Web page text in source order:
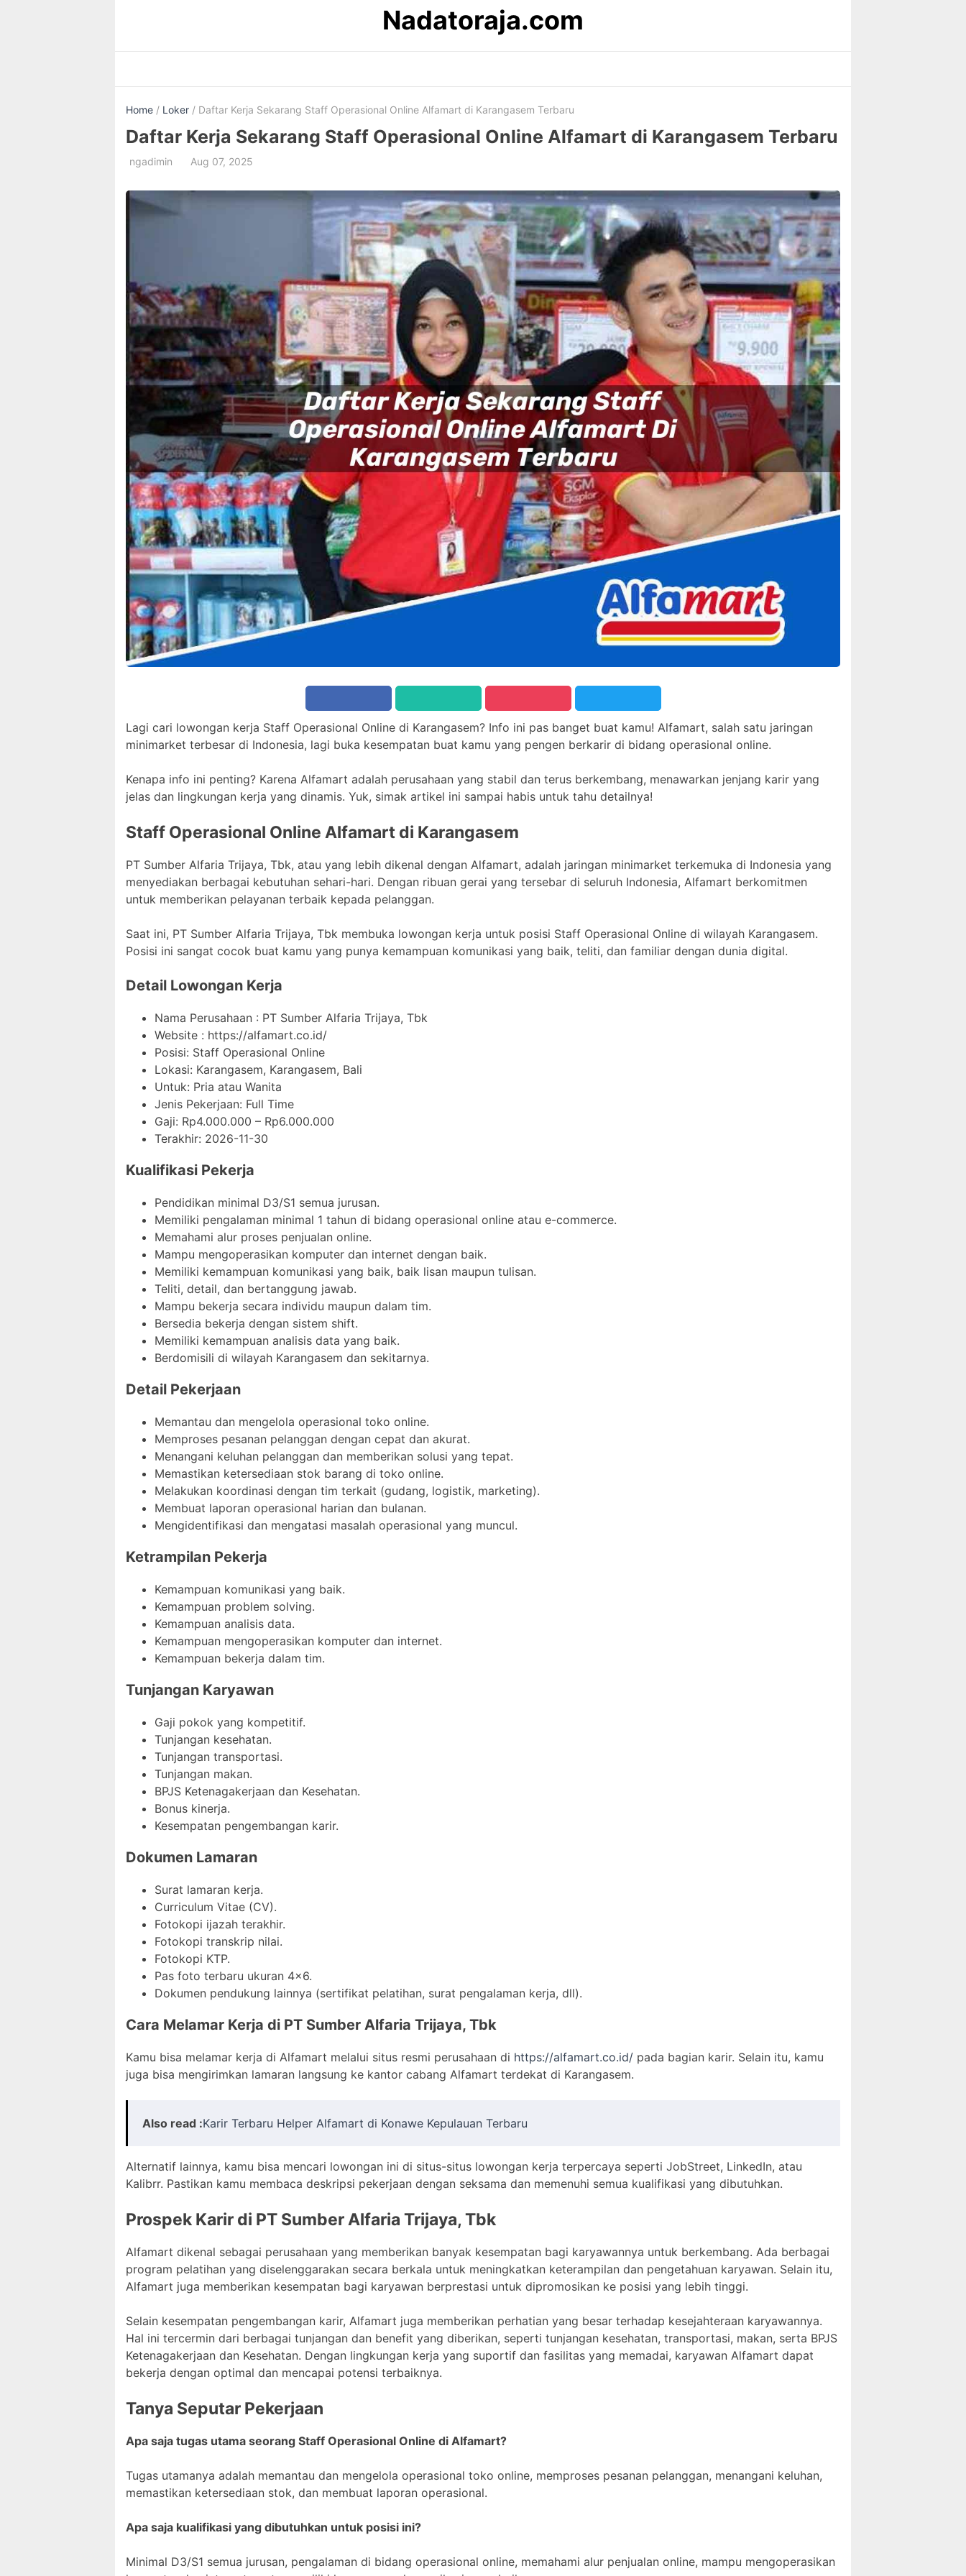
Nadatoraja.com
Home / Loker / Daftar Kerja Sekarang Staff Operasional Online Alfamart di Karangasem Terbaru
Daftar Kerja Sekarang Staff Operasional Online Alfamart di Karangasem Terbaru
ngadimin Aug 07, 2025
Lagi cari lowongan kerja Staff Operasional Online di Karangasem? Info ini pas banget buat kamu! Alfamart, salah satu jaringan
minimarket terbesar di Indonesia, lagi buka kesempatan buat kamu yang pengen berkarir di bidang operasional online.
Kenapa info ini penting? Karena Alfamart adalah perusahaan yang stabil dan terus berkembang, menawarkan jenjang karir yang
jelas dan lingkungan kerja yang dinamis. Yuk, simak artikel ini sampai habis untuk tahu detailnya!
Staff Operasional Online Alfamart di Karangasem
PT Sumber Alfaria Trijaya, Tbk, atau yang lebih dikenal dengan Alfamart, adalah jaringan minimarket terkemuka di Indonesia yang
menyediakan berbagai kebutuhan sehari-hari. Dengan ribuan gerai yang tersebar di seluruh Indonesia, Alfamart berkomitmen
untuk memberikan pelayanan terbaik kepada pelanggan.
Saat ini, PT Sumber Alfaria Trijaya, Tbk membuka lowongan kerja untuk posisi Staff Operasional Online di wilayah Karangasem.
Posisi ini sangat cocok buat kamu yang punya kemampuan komunikasi yang baik, teliti, dan familiar dengan dunia digital.
Detail Lowongan Kerja
Nama Perusahaan : PT Sumber Alfaria Trijaya, Tbk
Website : https://alfamart.co.id/
Posisi: Staff Operasional Online
Lokasi: Karangasem, Karangasem, Bali
Untuk: Pria atau Wanita
Jenis Pekerjaan: Full Time
Gaji: Rp4.000.000 – Rp6.000.000
Terakhir: 2026-11-30
Kualifikasi Pekerja
Pendidikan minimal D3/S1 semua jurusan.
Memiliki pengalaman minimal 1 tahun di bidang operasional online atau e-commerce.
Memahami alur proses penjualan online.
Mampu mengoperasikan komputer dan internet dengan baik.
Memiliki kemampuan komunikasi yang baik, baik lisan maupun tulisan.
Teliti, detail, dan bertanggung jawab.
Mampu bekerja secara individu maupun dalam tim.
Bersedia bekerja dengan sistem shift.
Memiliki kemampuan analisis data yang baik.
Berdomisili di wilayah Karangasem dan sekitarnya.
Detail Pekerjaan
Memantau dan mengelola operasional toko online.
Memproses pesanan pelanggan dengan cepat dan akurat.
Menangani keluhan pelanggan dan memberikan solusi yang tepat.
Memastikan ketersediaan stok barang di toko online.
Melakukan koordinasi dengan tim terkait (gudang, logistik, marketing).
Membuat laporan operasional harian dan bulanan.
Mengidentifikasi dan mengatasi masalah operasional yang muncul.
Ketrampilan Pekerja
Kemampuan komunikasi yang baik.
Kemampuan problem solving.
Kemampuan analisis data.
Kemampuan mengoperasikan komputer dan internet.
Kemampuan bekerja dalam tim.
Tunjangan Karyawan
Gaji pokok yang kompetitif.
Tunjangan kesehatan.
Tunjangan transportasi.
Tunjangan makan.
BPJS Ketenagakerjaan dan Kesehatan.
Bonus kinerja.
Kesempatan pengembangan karir.
Dokumen Lamaran
Surat lamaran kerja.
Curriculum Vitae (CV).
Fotokopi ijazah terakhir.
Fotokopi transkrip nilai.
Fotokopi KTP.
Pas foto terbaru ukuran 4×6.
Dokumen pendukung lainnya (sertifikat pelatihan, surat pengalaman kerja, dll).
Cara Melamar Kerja di PT Sumber Alfaria Trijaya, Tbk
Kamu bisa melamar kerja di Alfamart melalui situs resmi perusahaan di https://alfamart.co.id/ pada bagian karir. Selain itu, kamu
juga bisa mengirimkan lamaran langsung ke kantor cabang Alfamart terdekat di Karangasem.
Also read :Karir Terbaru Helper Alfamart di Konawe Kepulauan Terbaru
Alternatif lainnya, kamu bisa mencari lowongan ini di situs-situs lowongan kerja terpercaya seperti JobStreet, LinkedIn, atau
Kalibrr. Pastikan kamu membaca deskripsi pekerjaan dengan seksama dan memenuhi semua kualifikasi yang dibutuhkan.
Prospek Karir di PT Sumber Alfaria Trijaya, Tbk
Alfamart dikenal sebagai perusahaan yang memberikan banyak kesempatan bagi karyawannya untuk berkembang. Ada berbagai
program pelatihan yang diselenggarakan secara berkala untuk meningkatkan keterampilan dan pengetahuan karyawan. Selain itu,
Alfamart juga memberikan kesempatan bagi karyawan berprestasi untuk dipromosikan ke posisi yang lebih tinggi.
Selain kesempatan pengembangan karir, Alfamart juga memberikan perhatian yang besar terhadap kesejahteraan karyawannya.
Hal ini tercermin dari berbagai tunjangan dan benefit yang diberikan, seperti tunjangan kesehatan, transportasi, makan, serta BPJS
Ketenagakerjaan dan Kesehatan. Dengan lingkungan kerja yang suportif dan fasilitas yang memadai, karyawan Alfamart dapat
bekerja dengan optimal dan mencapai potensi terbaiknya.
Tanya Seputar Pekerjaan
Apa saja tugas utama seorang Staff Operasional Online di Alfamart?
Tugas utamanya adalah memantau dan mengelola operasional toko online, memproses pesanan pelanggan, menangani keluhan,
memastikan ketersediaan stok, dan membuat laporan operasional.
Apa saja kualifikasi yang dibutuhkan untuk posisi ini?
Minimal D3/S1 semua jurusan, pengalaman di bidang operasional online, memahami alur penjualan online, mampu mengoperasikan